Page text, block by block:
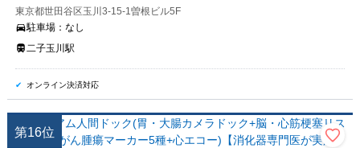
東京都世田谷区玉川3-15-1曽根ビル5F
駐車場： なし
二子玉川駅
オンライン決済対応
第16位